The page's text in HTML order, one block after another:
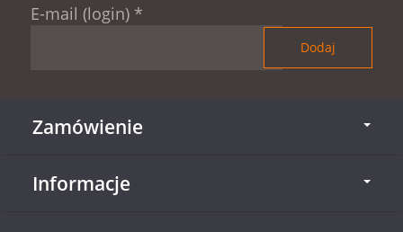
E-mail (login) *
Zamówienie
Informacje